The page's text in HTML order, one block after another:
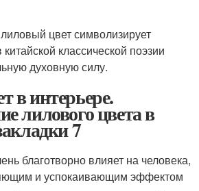
цвет символизирует
классической поэзии
духовную силу.
в интерьере.
лилового цвета в
7
благотворно влияет на человека,
и успокаивающим эффектом